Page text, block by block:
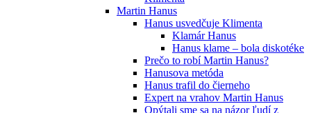
Martin Hanus
Hanus usvedčuje Klimenta
Klamár Hanus
Hanus klame – bola diskotéke
Prečo to robí Martin Hanus?
Hanusova metóda
Hanus trafil do čierneho
Expert na vrahov Martin Hanus
Opýtali sme sa na názor ľudí z